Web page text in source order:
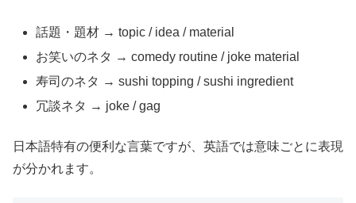
話題・題材 → topic / idea / material
お笑いのネタ → comedy routine / joke material
寿司のネタ → sushi topping / sushi ingredient
冗談ネタ → joke / gag
日本語特有の便利な言葉ですが、英語では意味ごとに表現
が分かれます。